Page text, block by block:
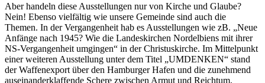
Aber handeln diese Ausstellungen nur von Kirche und Glaube?
Nein! Ebenso vielfältig wie unsere Gemeinde sind auch die
Themen. In der Vergangenheit hab es Ausstellungen wie zB. „Neue
Anfänge nach 1945? Wie die Landeskirchen Nordelbiens mit ihrer
NS-Vergangenheit umgingen“ in der Christuskirche. Im Mittelpunkt
einer weiteren Ausstellung unter dem Titel „UMDENKEN“ stand
der Waffenexport über den Hamburger Hafen und die zunehmend
auseinanderklaffende Schere zwischen Armut und Reichtum.